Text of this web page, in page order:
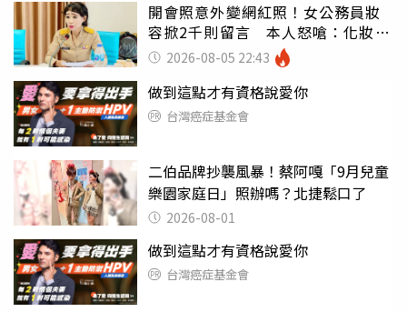
開會照意外變網紅照！女公務員妝
容掀2千則留言 本人怒嗆：化妝有
錯嗎2026-08-05 22:43
做到這點才有資格說愛你
台灣癌症基金會
二伯品牌抄襲風暴！蔡阿嘎「9月兒童
樂園家庭日」照辦嗎？北捷鬆口了
2026-08-01
做到這點才有資格說愛你
台灣癌症基金會